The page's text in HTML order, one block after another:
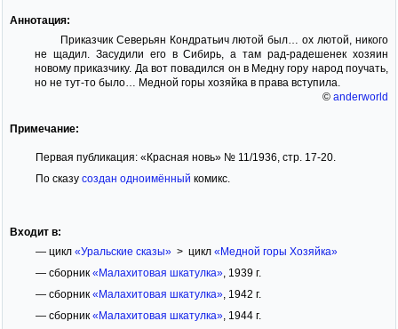
Аннотация:
Приказчик Северьян Кондратьич лютой был… ох лютой, никого
не щадил. Засудили его в Сибирь, а там рад-радешенек хозяин
новому приказчику. Да вот повадился он в Медну гору народ поучать,
но не тут-то было… Медной горы хозяйка в права вступила.
© anderworld
Примечание:
Первая публикация: «Красная новь» № 11/1936, стр. 17-20.
По сказу создан одноимённый комикс.
Входит в:
— цикл «Уральские сказы»> цикл «Медной горы Хозяйка»
— сборник «Малахитовая шкатулка», 1939 г.
— сборник «Малахитовая шкатулка», 1942 г.
— сборник «Малахитовая шкатулка», 1944 г.